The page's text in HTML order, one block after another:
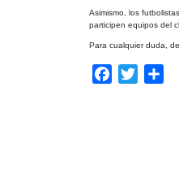
Asimismo, los
participen equipos del
Para cualquier duda,
Facebook
Twitter